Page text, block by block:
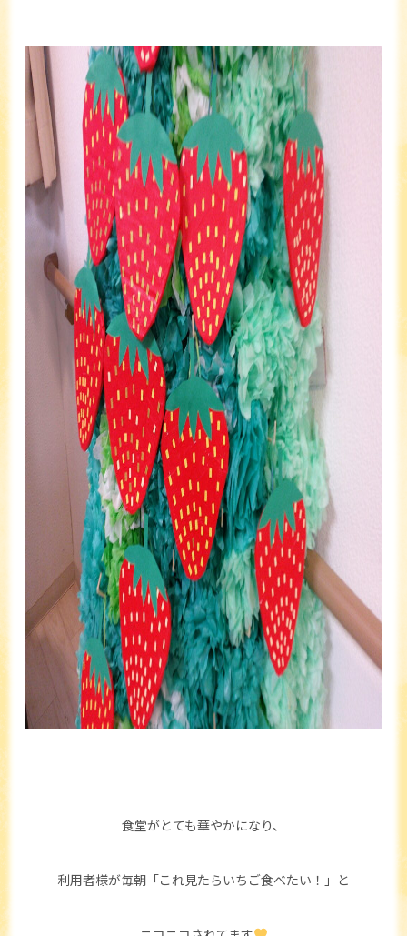
食堂がとても華やかになり、
利用者様が毎朝「これ見たらいちご食べたい！」と